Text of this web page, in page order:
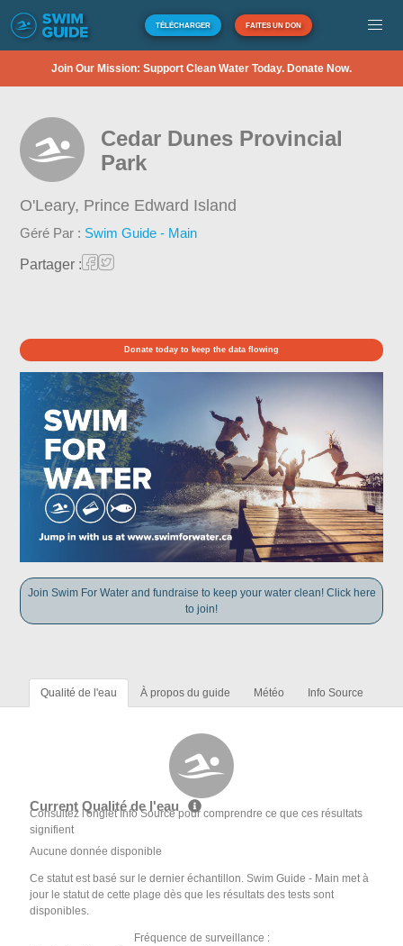
TÉLÉCHARGER FAITES UN DON
Join Our Mission: Support Clean Water Today. Donate Now.
Cedar Dunes Provincial
Park
O'Leary, Prince Edward Island
Géré Par : Swim Guide - Main
Partager :
Donate today to keep the data flowing
Join Swim For Water and fundraise to keep your water clean! Click here
to join!
Qualité de l'eau À propos du guide Météo Info Source
Current Qualité de l'eau
Consultez l'onglet Info Source pour comprendre ce que ces résultats
signifient
Aucune donnée disponible
Ce statut est basé sur le dernier échantillon. Swim Guide - Main met à
jour le statut de cette plage dès que les résultats des tests sont
disponibles.
Fréquence de surveillance :